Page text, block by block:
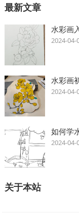
最新文章
水彩画
2024-04-
水彩画
2024-04-
如何学
2024-04-
关于本站